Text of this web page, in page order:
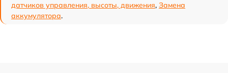
датчиков управления, высоты, движения, Замена
аккумулятора.